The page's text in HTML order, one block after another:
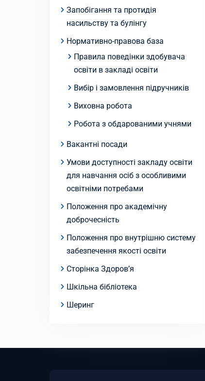
Запобігання та протидія
насильству та булінгу
Нормативно-правова база
Правила поведінки здобувача
освіти в закладі освіти
Вибір і замовлення підручників
Виховна робота
Робота з обдарованими учнями
Вакантні посади
Умови доступності закладу освіти
для навчання осіб з особливими
освітніми потребами
Положення про академічну
доброчесність
Положення про внутрішню систему
забезпечення якості освіти
Сторінка Здоров’я
Шкільна бібліотека
Шеринг